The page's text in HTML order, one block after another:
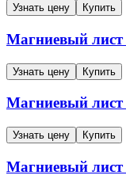
Узнать цену Купить
Магниевый лист
Узнать цену Купить
Магниевый лист
Узнать цену Купить
Магниевый лист